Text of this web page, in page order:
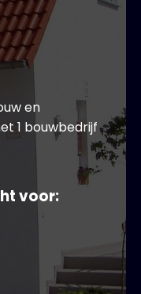
en
1 bouwbedrijf
voor: